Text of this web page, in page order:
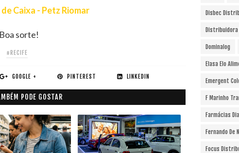
Caixa - Petz Riomar
Boa sorte!
#RECIFE
GOOGLE + PINTEREST LINKEDIN
PODE GOSTAR
Disbec
Dominalog
Elasa Elo
Emergent
F Marinho
Farmácias
Fernando De
Focus